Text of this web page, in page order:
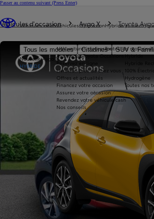
Passer au contenu suivant (Press Enter)
Véhicules neufs
Tous les modèles Citadines SUV &
Nouvelle Aygo X
HYBRIDE
Véhicules d'occasion
Nos voitures d'occasion
Avantages Toyota Occasions
Réservez en ligne
Livraison près de chez vous
Offres et actualités
Financez votre occasion
Assurez votre occasion
Revendez votre véhicule cash
Nos conseils
Hybride et
Toutes les
Hybride
100%
Hydrogène
Toutes nos
Véhicules d'occasion Aygo X Toyota